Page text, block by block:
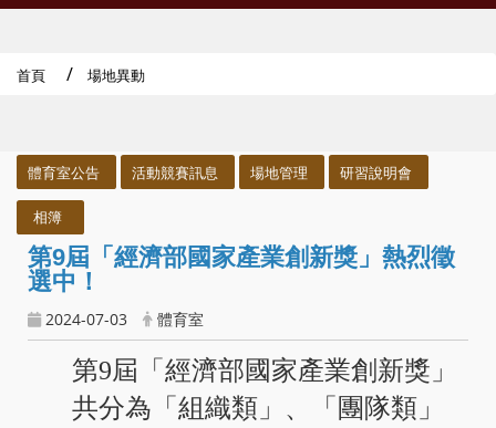
首頁 場地異動
體育室公告 活動競賽訊息 場地管理 研習說明會
相簿
第9屆「經濟部國家產業創新獎」熱烈徵
選中！
2024-07-03 體育室
第9屆「經濟部國家產業創新獎」
共分為「組織類」、「團隊類」